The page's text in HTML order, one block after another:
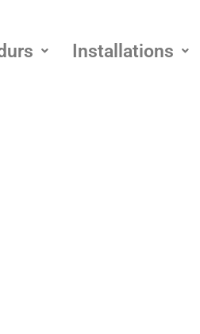
Installations